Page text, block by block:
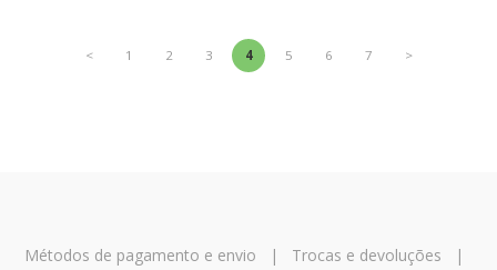
< 1 2 3 4 5 6 7 >
Métodos de pagamento e envio | Trocas e devoluções |